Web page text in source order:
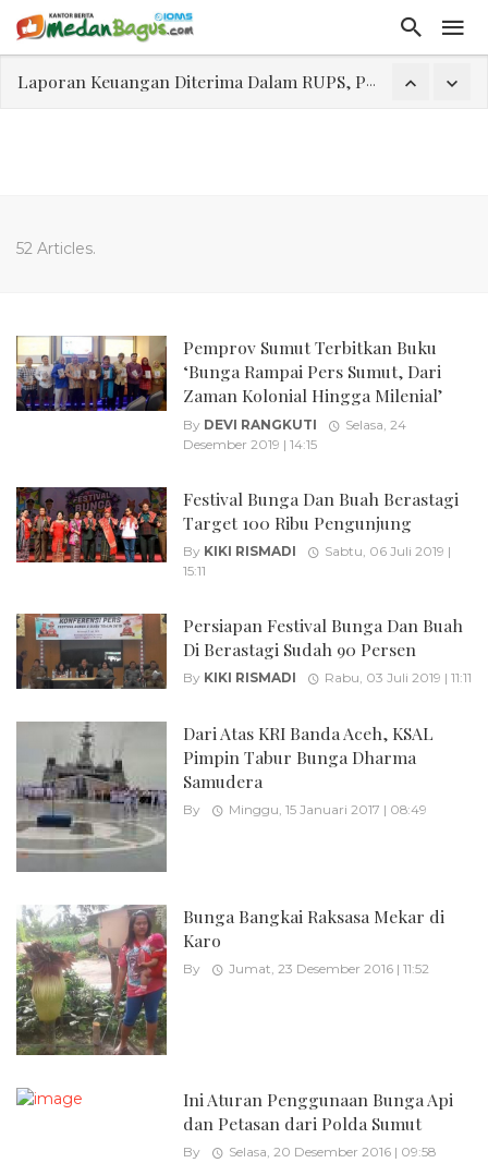
Laporan Keuangan Diterima Dalam RUPS, Pelaporan Hingga Penahanan Mantan Direktur PT GKS Dinilai Rancu
52 Articles.
Pemprov Sumut Terbitkan Buku
‘Bunga Rampai Pers Sumut, Dari
Zaman Kolonial Hingga Milenial’
By DEVI RANGKUTI
Selasa, 24
Desember 2019 | 14:15
Festival Bunga Dan Buah Berastagi
Target 100 Ribu Pengunjung
By KIKI RISMADI
Sabtu, 06 Juli 2019 |
15:11
Persiapan Festival Bunga Dan Buah
Di Berastagi Sudah 90 Persen
By KIKI RISMADI Rabu, 03 Juli 2019 | 11:11
Dari Atas KRI Banda Aceh, KSAL
Pimpin Tabur Bunga Dharma
Samudera
By Minggu, 15 Januari 2017 | 08:49
Bunga Bangkai Raksasa Mekar di
Karo
By Jumat, 23 Desember 2016 | 11:52
Ini Aturan Penggunaan Bunga Api
dan Petasan dari Polda Sumut
By Selasa, 20 Desember 2016 | 09:58